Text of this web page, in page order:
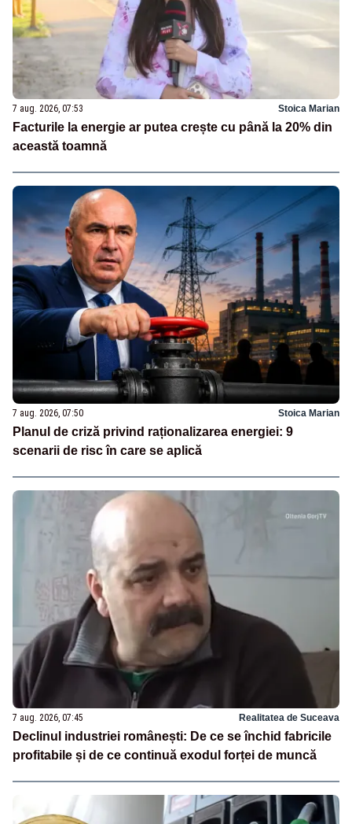
7 aug. 2026, 07:53 Stoica Marian
Facturile la energie ar putea crește cu până la 20% din
această toamnă
7 aug. 2026, 07:50 Stoica Marian
Planul de criză privind raționalizarea energiei: 9
scenarii de risc în care se aplică
7 aug. 2026, 07:45 Realitatea de Suceava
Declinul industriei românești: De ce se închid fabricile
profitabile și de ce continuă exodul forței de muncă